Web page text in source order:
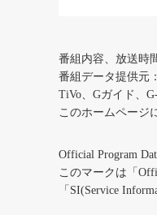
番組内容、放送時
番組データ提供元
TiVo、Gガイド、
このホームページ
Official Program
このマークは「
「SI(Service